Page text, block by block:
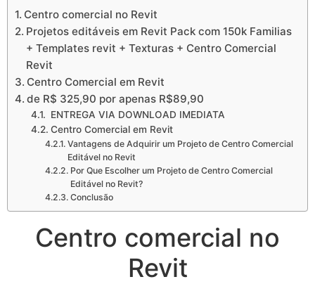
Centro comercial no Revit
Projetos editáveis em Revit Pack com 150k Familias
+ Templates revit + Texturas + Centro Comercial
Revit
Centro Comercial em Revit
de R$ 325,90 por apenas R$89,90
ENTREGA VIA DOWNLOAD IMEDIATA
Centro Comercial em Revit
Vantagens de Adquirir um Projeto de Centro Comercial
Editável no Revit
Por Que Escolher um Projeto de Centro Comercial
Editável no Revit?
Conclusão
Centro comercial no
Revit